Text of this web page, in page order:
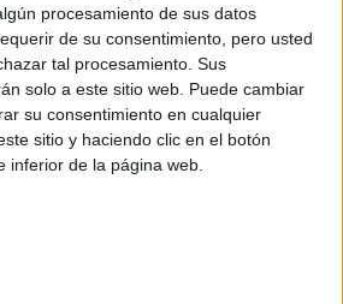
procesamiento de sus datos
de su consentimiento, pero usted
tal procesamiento. Sus
solo a este sitio web. Puede cambiar
su consentimiento en cualquier
sitio y haciendo clic en el botón
inferior de la página web.